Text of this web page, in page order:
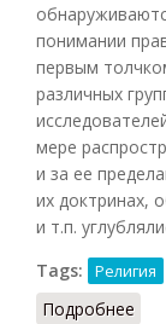
понимании
первым
различных
мере
и за ее
их доктринах,
и т.п.
Tags:
Религия
Подробнее